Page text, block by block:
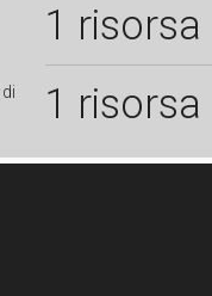
1 risorsa
di 1 risorsa